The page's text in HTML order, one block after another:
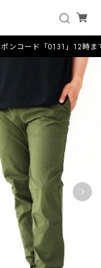
ンコード「0131」12時